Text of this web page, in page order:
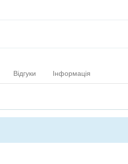
Відгуки Інформація